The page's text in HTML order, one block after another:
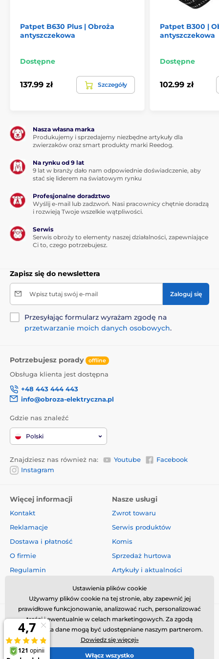
Patpet B630 Plus | Obroża
antyszczekowa
Dostępne
137.99 zł Szczegóły
Patpet B300 |
antyszczekowa
Dostępne
102.99 zł
Nasza własna marka
Produkujemy i sprzedajemy niezbędne artykuły dla
zwierzaków oraz smart produkty marki Reedog.
Na rynku od 9 lat
9 lat w branży dało nam odpowiednie doświadczenie, aby
stać się liderem na światowym rynku
Profesjonalne doradztwo
Wyślij e-mail lub zadzwoń. Nasi pracownicy chętnie doradzą
i rozwieją Twoje wszelkie wątpliwości.
Serwis
Serwis obroży to elementy naszej działalności, zapewniające
Ci to, czego potrzebujesz.
Zapisz się do newslettera
Wpisz tutaj swój e-mail Zaloguj się
Przesyłając formularz wyrażam zgodę na
przetwarzanie moich danych osobowych.
Potrzebujesz porady offline
Obsługa klienta jest dostępna
+48 443 444 443
info@obroza-elektryczna.pl
Gdzie nas znaleźć
Polski
Znajdziesz nas również na: Youtube
Facebook
Instagram
Więcej informacji
Kontakt
Reklamacje
Dostawa i płatność
O firmie
Regulamin
Nasze usługi
Zwrot towaru
Serwis produktów
Komis
Sprzedaż hurtowa
Artykuły i aktualności
© 2026 www.obroza-elektryczna.pl ⦁ Utworzono e-sklep
Ustawienia plików cookie
Używamy plików cookie na tej stronie, aby zapewnić jej
prawidłowe funkcjonowanie, analizować ruch, personalizować
treści i ewentualnie w celach marketingowych. Za zgodą
użytkownika dane mogą być udostępniane naszym partnerom.
Dowiedz się więcej»
Włącz wszystko